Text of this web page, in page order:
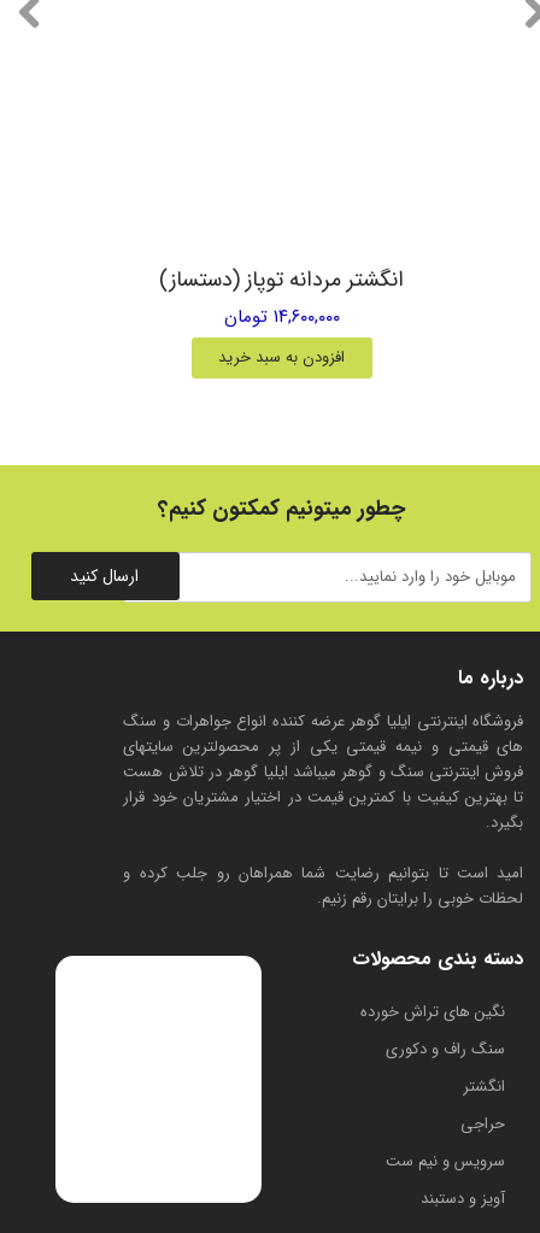
انگشتر مردانه توپاز (دستساز)
۱۴,۶۰۰,۰۰۰ تومان
افزودن به سبد خرید
درباره ما
فروشگاه اینترنتی ایلیا گوهر عرضه کننده انواع جواهرات و سنگ
های قیمتی و نیمه قیمتی یکی از پر محصولترین سایتهای
فروش اینترنتی سنگ و گوهر میباشد ایلیا گوهر در تلاش هست
تا بهترین کیفیت با کمترین قیمت در اختیار مشتریان خود قرار
بگیرد.
امید است تا بتوانیم رضایت شما همراهان رو جلب کرده و
لحظات خوبی را برایتان رقم زنیم.
دسته بندی محصولات
​نگین های تراش خورده
سنگ راف و دکوری
انگشتر
حراجی
سرویس و نیم ست
آویز و دستبند
چطور میتونیم کمکتون کنیم؟
ارسال کنید